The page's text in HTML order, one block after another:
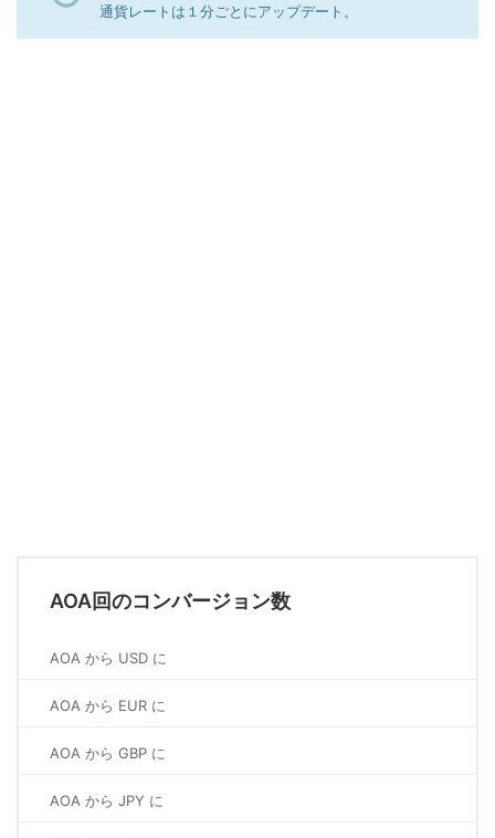
通貨レートは１分ごとにアップデート。
AOA回のコンバージョン数
AOA から USD に
AOA から EUR に
AOA から GBP に
AOA から JPY に